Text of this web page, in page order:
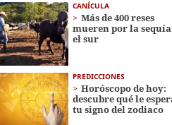
CANÍCULA
Más de 400 reses
mueren por la
el sur
PREDICCIONES
Horóscopo de hoy:
descubre qué le
tu signo del zodiaco